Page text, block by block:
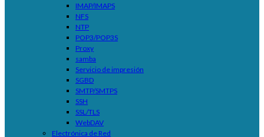
IMAP/IMAPS
NFS
NTP
POP3/POP3S
Proxy
samba
Servicio de impresión
SGBD
SMTP/SMTPS
SSH
SSL/TLS
WebDAV
Electrónica de Red